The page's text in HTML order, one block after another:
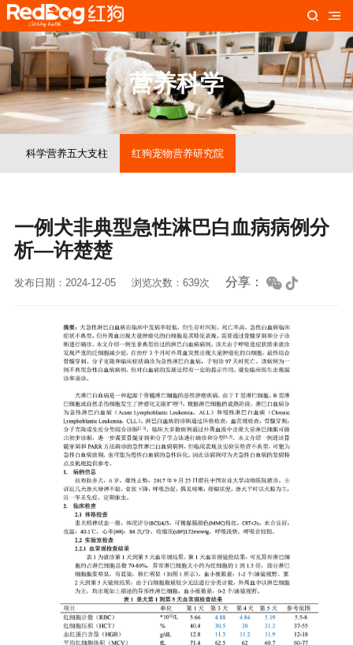
营养科学
科学营养五大支柱 红狗宠物营养研究院
一例犬非典型急性淋巴白血病病例分
析—许楚楚
发布日期：2024-12-05 浏览次数：639次 分享：